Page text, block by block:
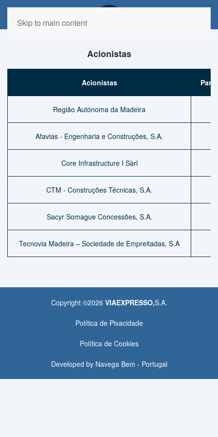
Skip to main content
Acionistas
Acionistas
Região Autónoma da Madeira
Afavias - Engenharia e Construções, S.A.
Core Infrastructure I Sàrl
CTM - Construções Técnicas, S.A.
Sacyr Somague Concessões, S.A.
Tecnovia Madeira – Sociedade de Empreitadas, S.A
Copyright ©2026 VIAEXPRESSO,S.A.
Política de Pivacidade
Política de Cookies
Developed by Navega Bem - Portugal